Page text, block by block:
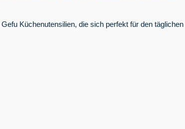
Küchenutensilien, die sich perfekt für den täglichen